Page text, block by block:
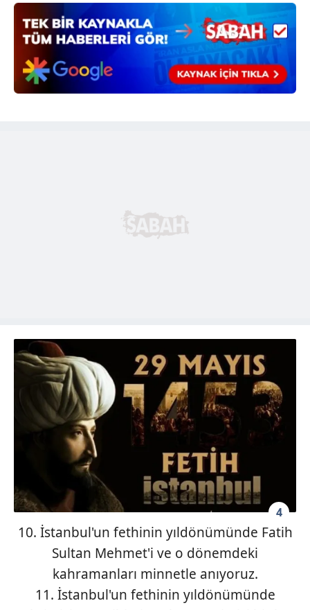
4
10. İstanbul'un fethinin yıldönümünde Fatih
Sultan Mehmet'i ve o dönemdeki
kahramanları minnetle anıyoruz.
11. İstanbul'un fethinin yıldönümünde